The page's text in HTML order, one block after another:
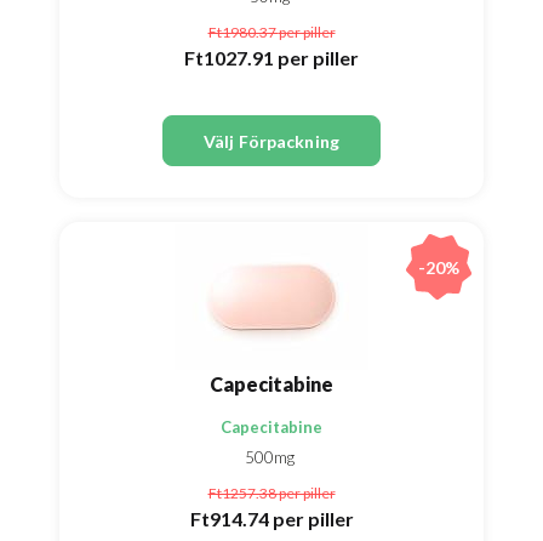
Ft1980.37per piller
Ft1027.91 per piller
Välj Förpackning
Capecitabine
Capecitabine
500mg
Ft1257.38per piller
Ft914.74 per piller
-20%